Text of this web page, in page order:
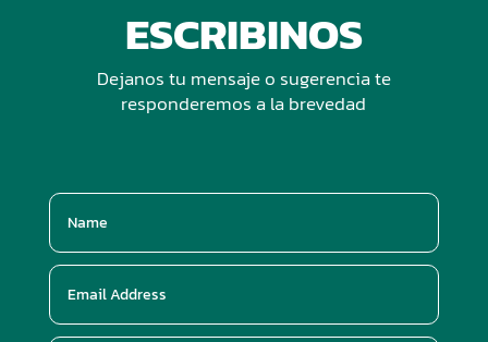
ESCRIBINOS
Dejanos tu mensaje o sugerencia te
responderemos a la brevedad